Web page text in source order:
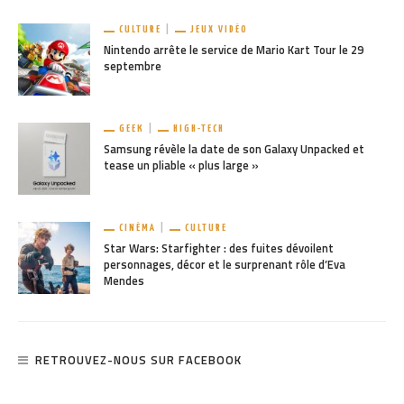
CULTURE JEUX VIDÉO
Nintendo arrête le service de Mario Kart Tour le 29
septembre
GEEK HIGH-TECH
Samsung révèle la date de son Galaxy Unpacked et
tease un pliable « plus large »
CINÉMA CULTURE
Star Wars: Starfighter : des fuites dévoilent
personnages, décor et le surprenant rôle d’Eva
Mendes
RETROUVEZ-NOUS SUR FACEBOOK